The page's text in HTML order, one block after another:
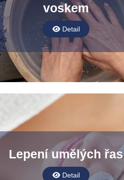
voskem
Detail
Lepení umělých řas
Detail